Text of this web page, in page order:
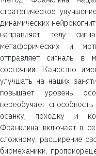
стратегическое
динамических
направляет телу
метафорических и
отправляет сигналы
состоянии. Качество
улучшать на наших
повышает уровень
переобучает
осанку, походку и
Франклина включает в
сложному, расширение
биомеханики,